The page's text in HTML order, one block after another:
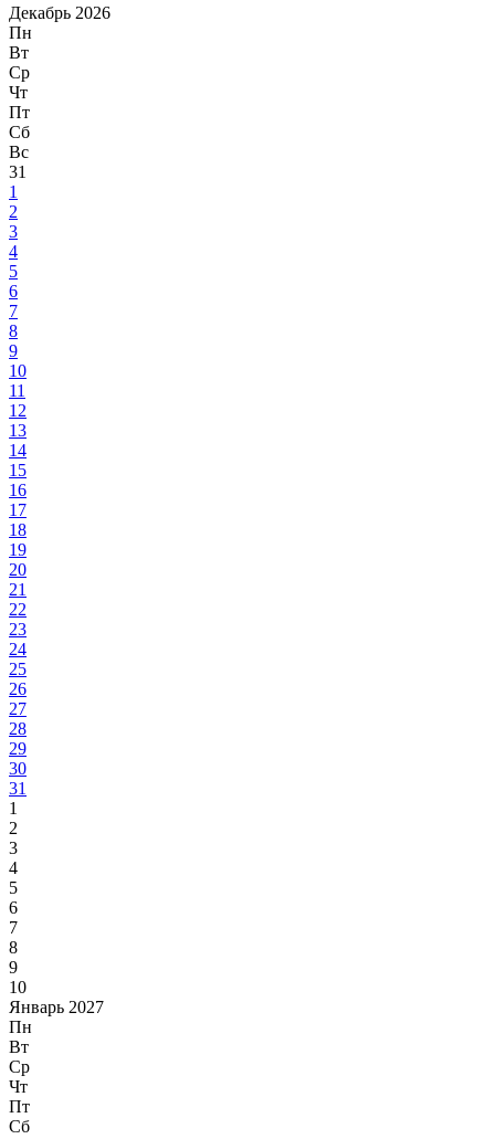
Декабрь 2026
Пн
Вт
Ср
Чт
Пт
Сб
Вс
31
1
2
3
4
5
6
7
8
9
10
11
12
13
14
15
16
17
18
19
20
21
22
23
24
25
26
27
28
29
30
31
1
2
3
4
5
6
7
8
9
10
Январь 2027
Пн
Вт
Ср
Чт
Пт
Сб